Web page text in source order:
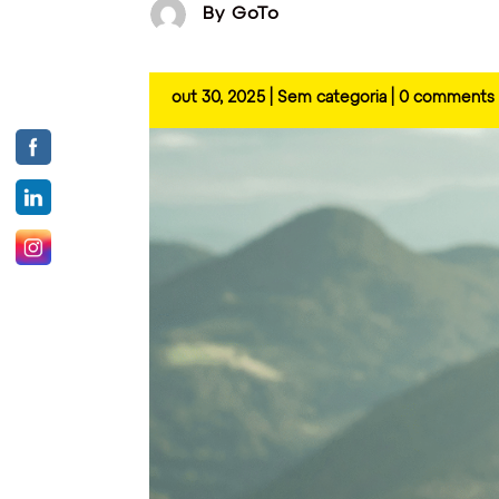
By GoTo
out 30, 2025 |Sem categoria |0 comments